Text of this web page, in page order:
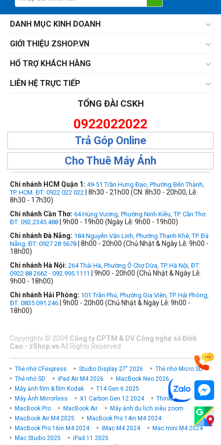
DANH MỤC KINH DOANH
GIỚI THIỆU ZSHOP.VN
HỔ TRỢ KHÁCH HÀNG
LIÊN HỆ TRỰC TIẾP
TỔNG ĐÀI CSKH
0922022022
Trả Góp Online
Cho Thuê Máy Ảnh
Chi nhánh HCM Quận 1: 49-51 Trần Hưng Đạo, Phường Bến Thành,
TP. HCM. ĐT: 0922 022 022 | 8h30 - 21h00 (CN: 8h30 - 20h00, Lễ:
8h30 - 17h30)
Chi nhánh Cần Thơ: 64 Hùng Vương, Phường Ninh Kiều, TP. Cần Thơ.
ĐT: 092.2345.488 | 9h00 - 19h00 (Ngày Lễ: 9h00 - 19h00)
Chi nhánh Đà Nẵng: 184 Nguyễn Văn Linh, Phường Thanh Khê, TP. Đà
Nẵng. ĐT: 0927 28 5678 | 8h00 - 20h00 (Chủ Nhật & Ngày Lễ: 9h00 -
18h00)
Chi nhánh Hà Nội: 264 Thái Hà, Phường Ô Chợ Dừa, TP. Hà Nội, ĐT:
0922 88 2662 - 092.995.1111
| 9h00 - 20h00 (Chủ Nhật & Ngày Lễ:
9h00 - 18h00)
Chi nhánh Hải Phòng: 101 Trần Phú, Phường Gia Viên, TP. Hải Phòng,
ĐT: 0835 091 246 | 9h00 - 20h00 (Chủ Nhật & Ngày Lễ: 9h00 -
18h00)
Copyrights © 2009 Công ty CPTM & DV Công nghệ số Đỉnh
Cao - zShop.vn All Rights Reserved
Thẻ nhớ CFexpress Studio Display 27" 2026
Thẻ nhớ Micro SD
Thẻ nhớ SD
iPad Air M4 2026
MacBook Neo 2026
Máy ảnh film & film Kodak
T14 Gen 6 2025
Máy Ảnh Mirrorless
X1 Carbon Gen 12 2024
ThinkPad P
MacBook Pro
MacBook Air
Máy ảnh du lịch siêu zoom
MacBook Air M4 2025
MacBook Pro 14in M4 2024
MacBook Pro 16in M4 2024
iMac M4 2024
Mac mini M4 2024
Mac Studio 2025
iPad 11 2025